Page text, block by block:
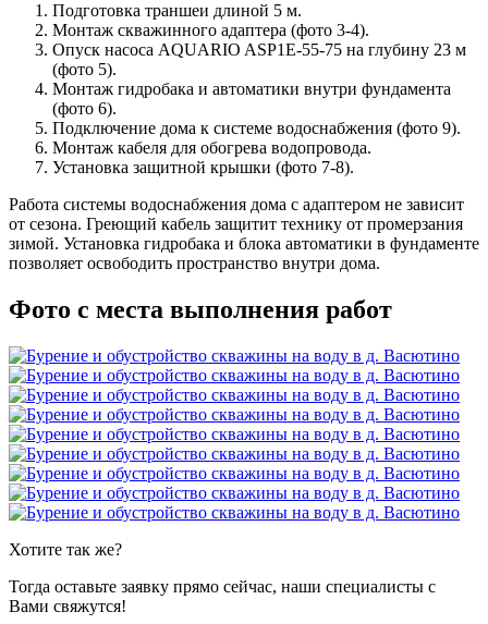
Подготовка траншеи длиной 5 м.
Монтаж скважинного адаптера (фото 3-4).
Опуск насоса AQUARIO ASP1E-55-75 на глубину 23 м
(фото 5).
Монтаж гидробака и автоматики внутри фундамента
(фото 6).
Подключение дома к системе водоснабжения (фото 9).
Монтаж кабеля для обогрева водопровода.
Установка защитной крышки (фото 7-8).
Работа системы водоснабжения дома с адаптером не зависит
от сезона. Греющий кабель защитит технику от промерзания
зимой. Установка гидробака и блока автоматики в фундаменте
позволяет освободить пространство внутри дома.
Фото с места выполнения работ
Хотите так же?
Тогда оставьте заявку прямо сейчас, наши специалисты с
Вами свяжутся!